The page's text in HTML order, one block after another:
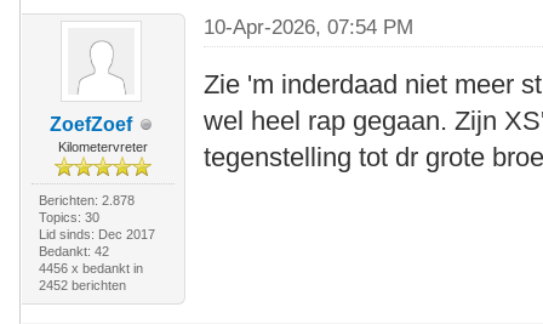
ZoefZoef
Kilometervreter
Berichten: 2.878
Topics: 30
Lid sinds: Dec 2017
Bedankt: 42
4456 x bedankt in
2452 berichten
10-Apr-2026, 07:54 PM
Zie 'm inderdaad niet meer
wel heel rap gegaan. Zijn
tegenstelling tot dr grote